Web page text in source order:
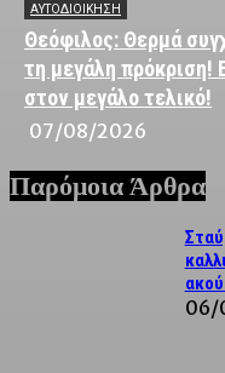
ΑΥΤΟΔΙΟΙΚΗΣΗ
Θεόφιλος: Θερμά
τη μεγάλη πρόκριση!
στον μεγάλο τελικό!
07/08/2026
Παρόμοια Άρθρα
06/